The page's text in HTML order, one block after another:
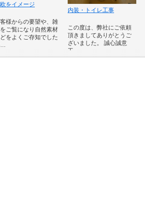
をイメージ
様からの要望や、雑
ご覧になり自然素材
をよくご存知でした
…
内装・トイレ工事
この度は、弊社にご依頼
頂きましてありがとうご
ざいました。 誠心誠意
工…